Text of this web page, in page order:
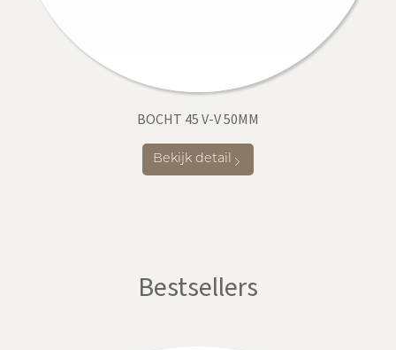
BOCHT 45 V-V 50MM
Bekijk detail
Bestsellers